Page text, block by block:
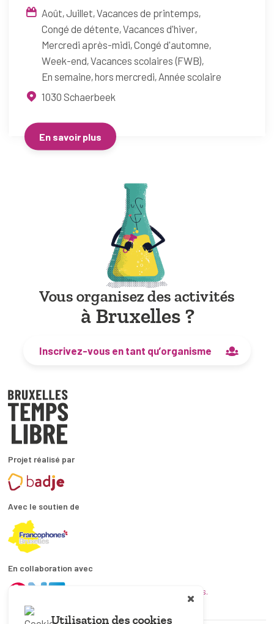
Août Juillet Vacances de printemps
Congé de détente Vacances d'hiver
Mercredi après-midi Congé d'automne
Week-end Vacances scolaires (FWB)
En semaine, hors mercredi Année scolaire
1030 Schaerbeek
En savoir plus
Vous organisez des activités
à Bruxelles ?
Inscrivez-vous en tant qu’organisme
Projet réalisé par
Avec le soutien de
En collaboration avec
et les coordinations ATL bruxelloises.
Utilisation des cookies